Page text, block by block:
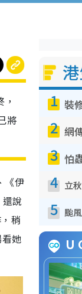
將
《伊
說
稍
她
1
2
3
4
5
U